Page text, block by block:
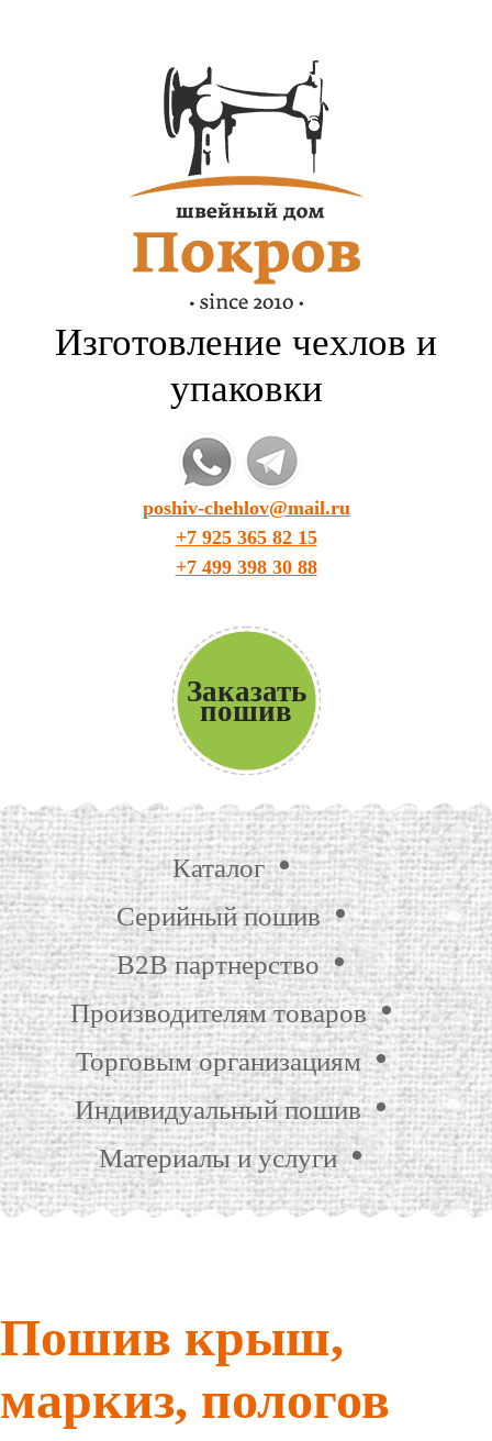
Изготовление чехлов и
упаковки
poshiv-chehlov@mail.ru
+7 925 365 82 15
+7 499 398 30 88
Заказать
пошив
Каталог
Серийный пошив
B2B партнерство
Производителям товаров
Торговым организациям
Индивидуальный пошив
Материалы и услуги
Пошив крыш,
маркиз, пологов